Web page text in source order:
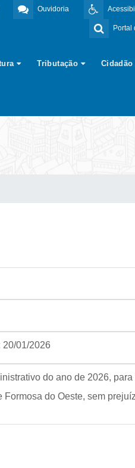
Ouvidoria
Portal
Tributação
20/01/2026
do ano de 2026,
do Oeste, sem